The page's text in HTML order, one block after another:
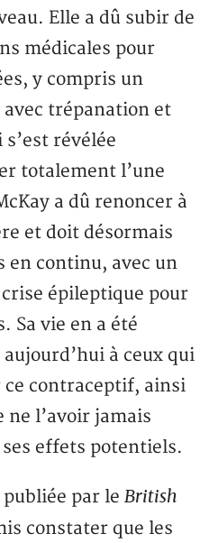
Elle a dû subir de
médicales pour
y compris un
trépanation et
révélée
totalement l’une
a dû renoncer à
et doit désormais
en continu, avec un
épileptique pour
Sa vie en a été
à ceux qui
contraceptif, ainsi
ne l’avoir jamais
effets potentiels.
publiée par leBritish
constater que les